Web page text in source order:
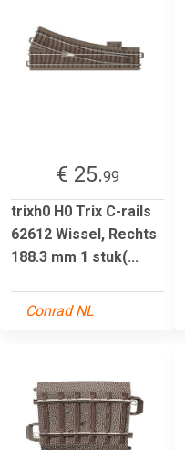
€ 25.99
trixh0 H0 Trix C-rails
62612 Wissel, Rechts
188.3 mm 1 stuk(...
Conrad NL